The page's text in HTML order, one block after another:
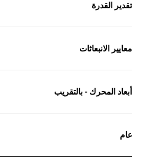
تقدير القدرة
معايير الانبعاثات
أبعاد المحرك - بالتقريب
عام